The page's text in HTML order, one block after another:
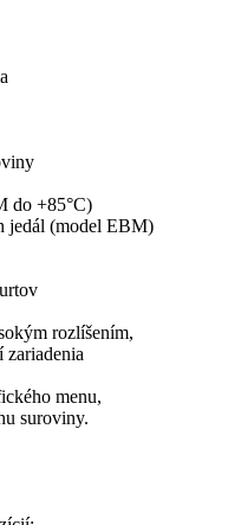
do +85°C)
jedál (model EBM)
rozlíšením,
menu,
suroviny.